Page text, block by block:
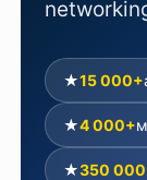
★15 000+
★4 000+
★350